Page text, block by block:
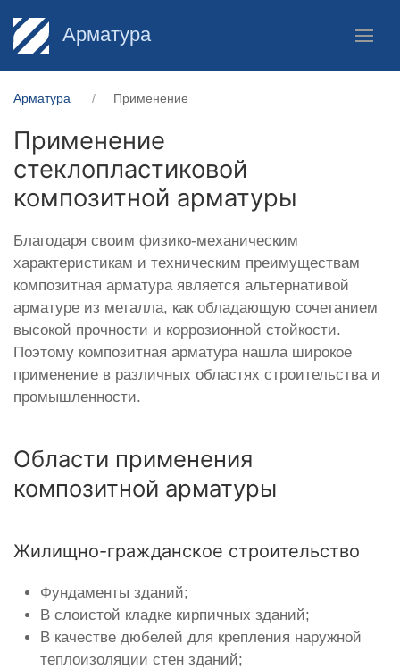
Арматура
Арматура Применение
Применение
стеклопластиковой
композитной арматуры
Благодаря своим физико-механическим
характеристикам и техническим преимуществам
композитная арматура является альтернативой
арматуре из металла, как обладающую сочетанием
высокой прочности и коррозионной стойкости.
Поэтому композитная арматура нашла широкое
применение в различных областях строительства и
промышленности.
Области применения
композитной арматуры
Жилищно-гражданское строительство
Фундаменты зданий;
В слоистой кладке кирпичных зданий;
В качестве дюбелей для крепления наружной
теплоизоляции стен зданий;